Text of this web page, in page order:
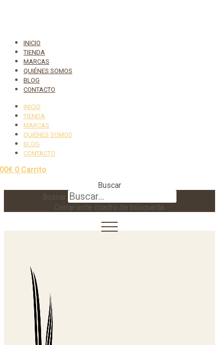
INICIO
TIENDA
MARCAS
QUIÉNES SOMOS
BLOG
CONTACTO
INICIO
TIENDA
MARCAS
QUIÉNES SOMOS
BLOG
CONTACTO
€ 0 Carrito
Buscar
Buscar
Cerrar este cuadro de búsqueda.